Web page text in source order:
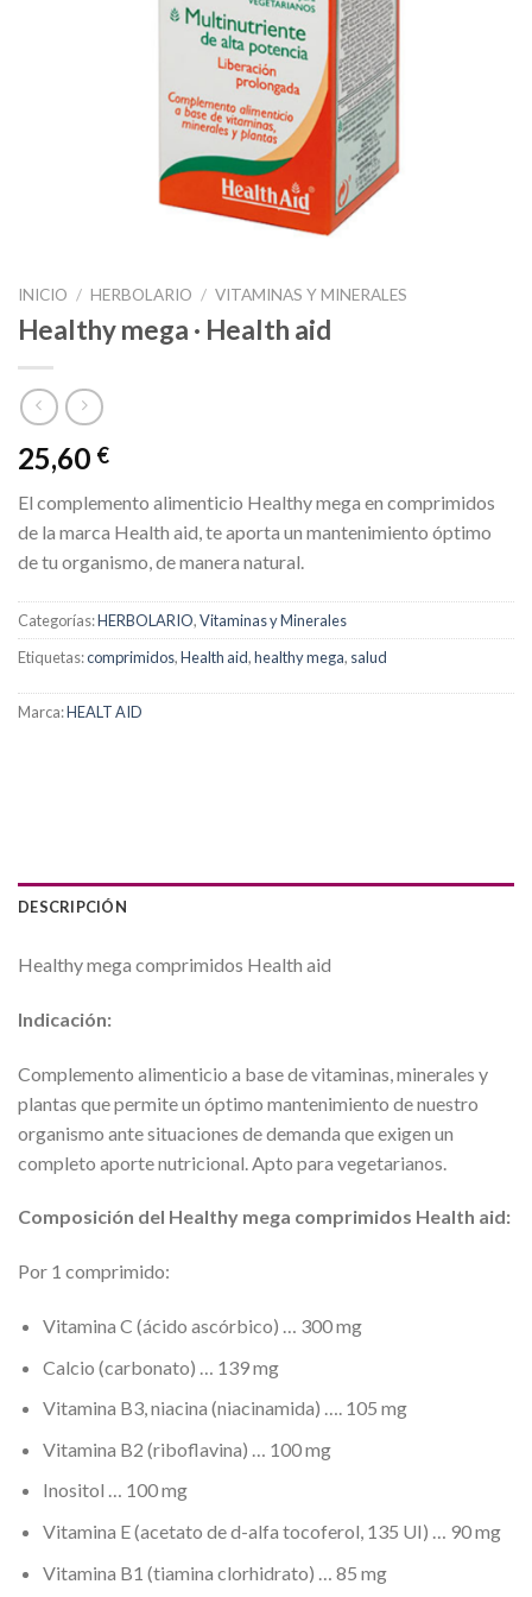
INICIO / HERBOLARIO / VITAMINAS Y MINERALES
Healthy mega · Health aid
25,60 €
El complemento alimenticio Healthy mega en comprimidos
de la marca Health aid, te aporta un mantenimiento óptimo
de tu organismo, de manera natural.
Categorías:HERBOLARIO,Vitaminas y Minerales
Etiquetas:comprimidos,Health aid,healthy mega, salud
Marca:HEALT AID
DESCRIPCIÓN
Healthy mega comprimidos Health aid
Indicación:
Complemento alimenticio a base de vitaminas, minerales y
plantas que permite un óptimo mantenimiento de nuestro
organismo ante situaciones de demanda que exigen un
completo aporte nutricional. Apto para vegetarianos.
Composición del Healthy mega comprimidos Health aid:
Por 1 comprimido:
Vitamina C (ácido ascórbico) … 300 mg
Calcio (carbonato) … 139 mg
Vitamina B3, niacina (niacinamida) …. 105 mg
Vitamina B2 (riboflavina) … 100 mg
Inositol … 100 mg
Vitamina E (acetato de d-alfa tocoferol, 135 UI) … 90 mg
Vitamina B1 (tiamina clorhidrato) … 85 mg